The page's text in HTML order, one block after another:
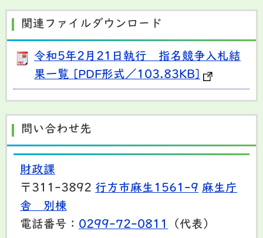
関連ファイルダウンロード
令和5年2月21日執行 指名競争入札結
果一覧 [PDF形式／103.83KB]
問い合わせ先
財政課
〒311-3892 行方市麻生1561-9 麻生庁
舎 別棟
電話番号： 0299-72-0811 （代表）